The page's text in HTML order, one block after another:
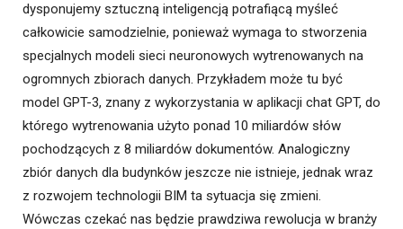
dysponujemy sztuczną inteligencją potrafiącą myśleć
całkowicie samodzielnie, ponieważ wymaga to stworzenia
specjalnych modeli sieci neuronowych wytrenowanych na
ogromnych zbiorach danych. Przykładem może tu być
model GPT-3, znany z wykorzystania w aplikacji chat GPT, do
którego wytrenowania użyto ponad 10 miliardów słów
pochodzących z 8 miliardów dokumentów. Analogiczny
zbiór danych dla budynków jeszcze nie istnieje, jednak wraz
z rozwojem technologii BIM ta sytuacja się zmieni.
Wówczas czekać nas będzie prawdziwa rewolucja w branży